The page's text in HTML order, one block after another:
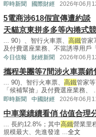
即時新聞 國際財經 2026年06月
5電商涉618假宣傳遭約談
天貓京東拼多多等內捲式
... 90）、智行火車票、 高鐵管家
及付費選座業務、不當誘導用戶
今日信報 財經新聞 2026年06月
攜程美團等7間涉火車票銷
... 90)、智行火車票、 高鐵管家
「候補幫搶」及付費選座業務、
即時新聞 中國財經 2026年06月
中車業績續看俏 估值合理
... 長約12.8%；其中高鐵營業里
規模最大、先進發達 ...全文